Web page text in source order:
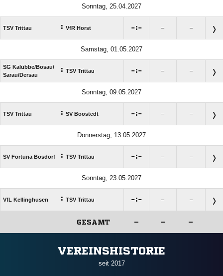
Sonntag, 25.04.2027
TSV Trittau : VfR Horst : – –
Samstag, 01.05.2027
SG Kalübbe/​Bosau/​
Sarau/​Dersau
: TSV Trittau : – –
Sonntag, 09.05.2027
TSV Trittau : SV Boostedt : – –
Donnerstag, 13.05.2027
SV Fortuna Bösdorf : TSV Trittau : – –
Sonntag, 23.05.2027
VfL Kellinghusen : TSV Trittau : – –
GESAMT – – –
VEREINSHISTORIE
seit 2017